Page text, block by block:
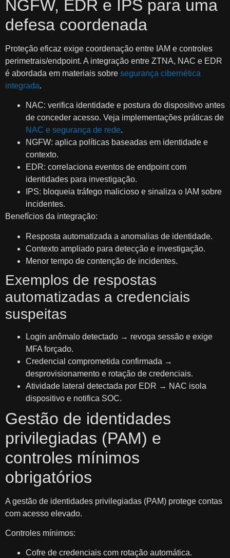
NGFW, EDR e IPS para uma
defesa coordenada
Proteção eficaz exige coordenação entre IAM e controles
perimetrais/endpoint. A integração entre ZTNA, NAC e EDR
é abordada em materiais sobre segurança cibernética
integrada.
NAC: verifica identidade e postura do dispositivo antes
de conceder acesso. Veja implementações práticas de
NAC e segurança de rede.
NGFW: aplica políticas baseadas em identidade e
contexto.
EDR: correlaciona eventos de endpoint com
identidades para investigação.
IPS: bloqueia tráfego malicioso e sinaliza o IAM sobre
incidentes.
Benefícios da integração:
Resposta automatizada a anomalias de identidade.
Contexto ampliado para detecção e investigação.
Menor tempo de contenção de incidentes.
Exemplos de respostas
automatizadas a credenciais
suspeitas
Login anômalo detectado → revoga sessão e exige
MFA forçado.
Credencial comprometida confirmada →
desprovisionamento e rotação de credenciais.
Atividade lateral detectada por EDR → NAC isola
dispositivo e notifica SOC.
Gestão de identidades
privilegiadas (PAM) e
controles mínimos
obrigatórios
A gestão de identidades privilegiadas (PAM) protege contas
com acesso elevado.
Controles mínimos:
Cofre de credenciais com rotação automática.